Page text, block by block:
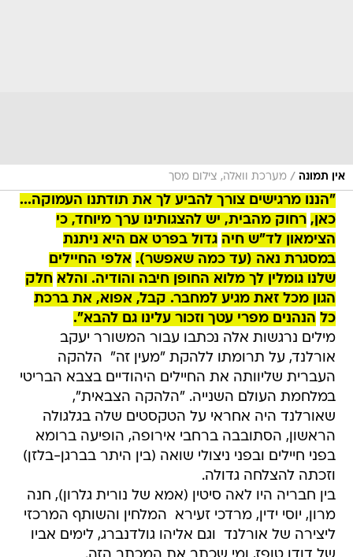
אין תמונה / מערכת וואלה, צילום מסך
"הננו מרגישים צורך להביע לך את תודתנו העמוקה...
כאן, רחוק מהבית, יש להצגותינו ערך מיוחד, כי
הצימאון לד"ש חיה גדול בפרט אם היא ניתנת
במסגרת נאה (עד כמה שאפשר). אלפי החיילים
שלנו גומלין לך מלוא החופן חיבה והודיה. והלא חלק
הגון מכל זאת מגיע למחבר. קבל, אפוא, את ברכת
כל הנהנים מפרי עטך וזכור עלינו גם להבא".
מילים נרגשות אלה נכתבו עבור המשורר יעקב
אורלנד, על תרומתו ללהקת "מעין זה"  הלהקה
העברית שליוותה את החיילים היהודיים בצבא הבריטי
במלחמת העולם השנייה. "הלהקה הצבאית",
שאורלנד היה אחראי על הטקסטים שלה בגלגולה
הראשון, הסתובבה ברחבי אירופה, הופיעה ברומא
בפני חיילים ובפני ניצולי שואה (בין היתר בברגן-בלזן)
וזכתה להצלחה גדולה.
בין חבריה היו לאה סיטין (אמא של נורית גלרון), חנה
מרון, יוסי ידין, מרדכי זעירא  המלחין והשותף המרכזי
ליצירה של אורלנד  וגם אליהו גולדנברג, לימים אביו